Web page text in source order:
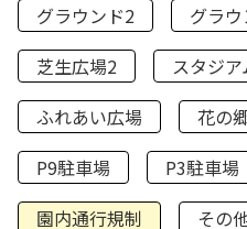
グラウンド2
グラ
芝生広場2
スタジ
ふれあい広場
花の
P9駐車場
P3駐車場
園内通行規制
その